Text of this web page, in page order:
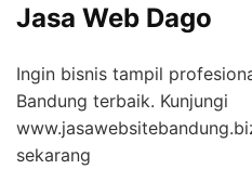
Jasa Web Dago
Ingin bisnis tampil
Bandung terbaik. Kunjungi
sekarang